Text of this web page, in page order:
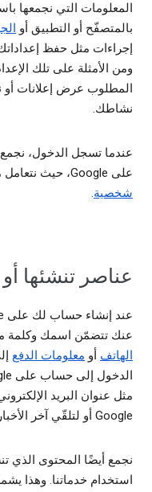
المعلومات التي نجمعها
بالمتصفّح أو التطبيق أو
إجراءات مثل حفظ
ومن الأمثلة على تلك
المطلوب عرض إعلانات أو
نشاطك.
عندما تسجل الدخول،
على Google، حيث نتعامل مع هذه المعلومات على أنها
شخصية.
عناصر تنشئها أو
عند إنشاء حساب لك على Google، يتم تزويدنا
عنك تتضمّن اسمك وكلمة
الهاتف أو معلومات الدفع
مثل عنوان البريد
Google أو لتلقّي آخر الأخبار عن خدماتنا.
نجمع أيضًا المحتوى الذي
استخدام خدماتنا. وهذا